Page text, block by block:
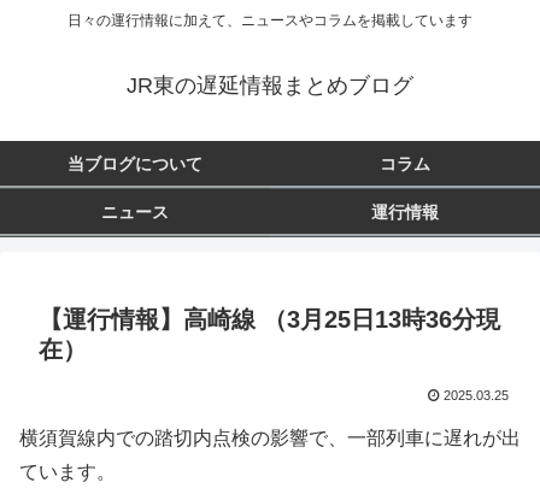
日々の運行情報に加えて、ニュースやコラムを掲載しています
JR東の遅延情報まとめブログ
当ブログについて コラム
ニュース 運行情報
【運行情報】高崎線 （3月25日13時36分現
在）
2025.03.25
横須賀線内での踏切内点検の影響で、一部列車に遅れが出
ています。